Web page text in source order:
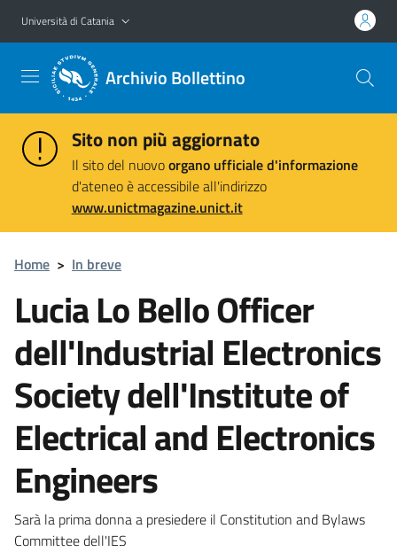
Vai al contenuto principale
Vai al menu di navigazione
Università di Catania
Archivio Bollettino
Sito non più aggiornato
Il sito del nuovoorgano ufficiale d'informazione
d'ateneo è accessibile all'indirizzo
www.unictmagazine.unict.it
Home > In breve
Lucia Lo Bello Officer
dell'Industrial Electronics
Society dell'Institute of
Electrical and Electronics
Engineers
Sarà la prima donna a presiedere il Constitution and Bylaws
Committee dell'IES